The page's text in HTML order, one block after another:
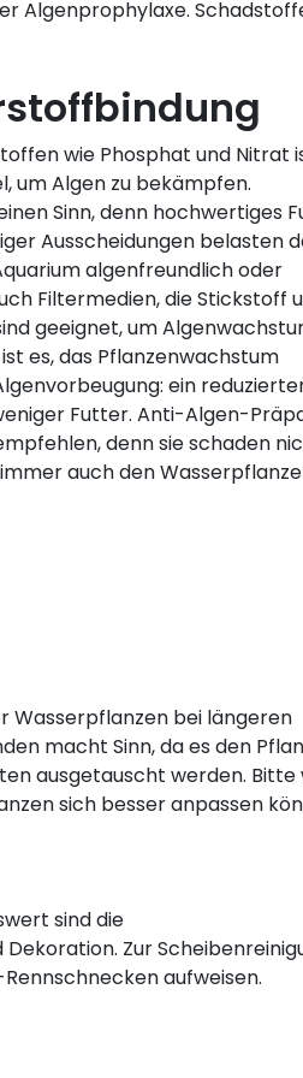
Algenprophylaxe.
wie Phosphat und Nitrat
um Algen zu bekämpfen.
Sinn, denn hochwertiges
Ausscheidungen belasten
algenfreundlich oder
Filtermedien, die Stickstoff
geeignet, um
es, das Pflanzenwachstum
ein
Futter. Anti-Algen-
denn sie schaden
auch den
Wasserpflanzen bei längeren
macht Sinn, da es den
ausgetauscht werden. Bitte
sich besser anpassen
sind die
Zur
aufweisen.